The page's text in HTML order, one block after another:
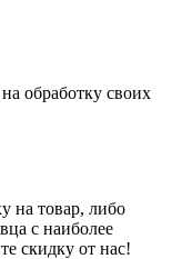
обработку своих
на товар, либо
с наиболее
скидку от нас!